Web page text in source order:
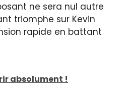
ne sera nul autre
triomphe sur Kevin
rapide en battant
absolument !